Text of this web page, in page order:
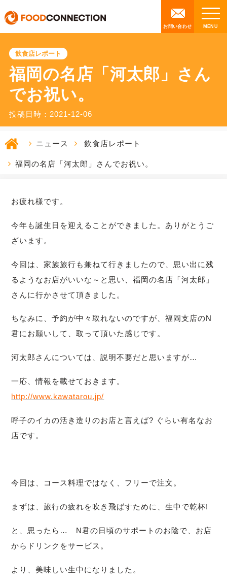
お問い合わせ
飲食店レポート
福岡の名店「河太郎」さん
でお祝い。
投稿日時：2021-12-06
ニュース 飲食店レポート
福岡の名店「河太郎」さんでお祝い。
お疲れ様です。
今年も誕生日を迎えることができました。ありがとうご
ざいます。
今回は、家族旅行も兼ねて行きましたので、思い出に残
るようなお店がいいな～と思い、福岡の名店「河太郎」
さんに行かさせて頂きました。
ちなみに、予約が中々取れないのですが、福岡支店のN
君にお願いして、取って頂いた感じです。
河太郎さんについては、説明不要だと思いますが…
一応、情報を載せておきます。
http://www.kawatarou.jp/
呼子のイカの活き造りのお店と言えば? ぐらい有名なお
店です。
今回は、コース料理ではなく、フリーで注文。
まずは、旅行の疲れを吹き飛ばすために、生中で乾杯!
と、思ったら… N君の日頃のサポートのお陰で、お店
からドリンクをサービス。
より、美味しい生中になりました。